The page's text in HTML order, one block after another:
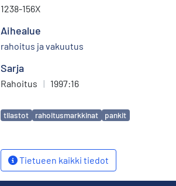
1238-156X
Aihealue
rahoitus ja vakuutus
Sarja
Rahoitus | 1997:16
Avainsanat
tilastot rahoitusmarkkinat pankit
Tietueen kaikki tiedot